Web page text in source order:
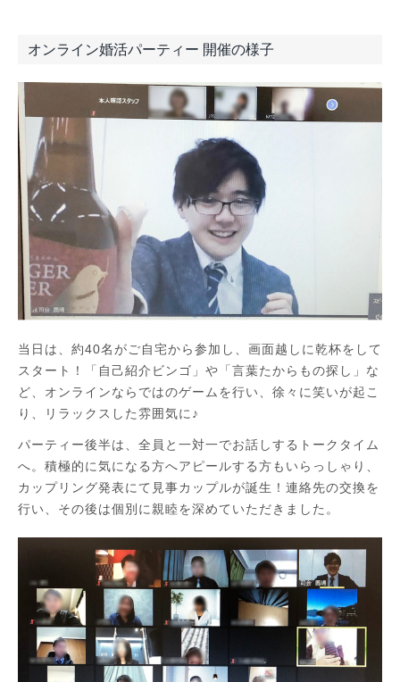
オンライン婚活パーティー 開催の様子
当日は、約40名がご自宅から参加し、画面越しに乾杯をして
スタート！「自己紹介ビンゴ」や「言葉たからもの探し」な
ど、オンラインならではのゲームを行い、徐々に笑いが起こ
り、リラックスした雰囲気に♪
パーティー後半は、全員と一対一でお話しするトークタイム
へ。積極的に気になる方へアピールする方もいらっしゃり、
カップリング発表にて見事カップルが誕生！連絡先の交換を
行い、その後は個別に親睦を深めていただきました。